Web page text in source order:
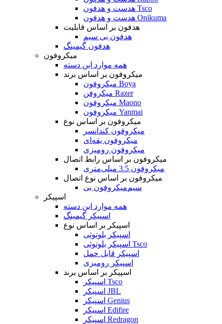
هدست و هدفون Tsco
هدست و هدفون Onikuma
هدفون بر اساس قابلیت
هدفون بی سیم
هدفون گیمینگ
میکروفون
همه موارد این دسته
میکروفون بر اساس برند
میکروفون Boya
میکروفن Razer
میکروفون Maono
میکروفون Yanmai
میکروفون بر اساس نوع
میکروفون کندانسر
میکروفون یقه‌ای
میکروفون رومیزی
میکروفون بر اساس رابط اتصال
میکروفون 3.5 میلی‌متری
میکروفون بر اساس نوع اتصال
میکروفون بی‌‎سیم
اسپیکر
همه موارد این دسته
اسپیکر گیمینگ
اسپیکر بر اساس نوع
اسپیکر بلوتوثی
اسپیکر بلوتوثی Tsco
اسپیکر قابل حمل
اسپیکر رومیزی
اسپیکر بر اساس برند
اسپیکر Tsco
اسپیکر JBL
اسپیکر Genius
اسپیکر Edifire
اسپیکر Redragon